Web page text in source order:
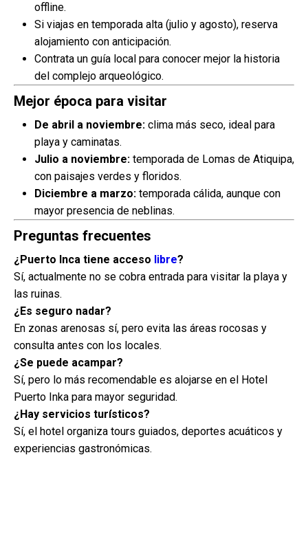
offline.
Si viajas en temporada alta (julio y agosto), reserva
alojamiento con anticipación.
Contrata un guía local para conocer mejor la historia
del complejo arqueológico.
Mejor época para visitar
De abril a noviembre: clima más seco, ideal para
playa y caminatas.
Julio a noviembre: temporada de Lomas de Atiquipa,
con paisajes verdes y floridos.
Diciembre a marzo: temporada cálida, aunque con
mayor presencia de neblinas.
Preguntas frecuentes
¿Puerto Inca tiene acceso libre?
Sí, actualmente no se cobra entrada para visitar la playa y
las ruinas.
¿Es seguro nadar?
En zonas arenosas sí, pero evita las áreas rocosas y
consulta antes con los locales.
¿Se puede acampar?
Sí, pero lo más recomendable es alojarse en el Hotel
Puerto Inka para mayor seguridad.
¿Hay servicios turísticos?
Sí, el hotel organiza tours guiados, deportes acuáticos y
experiencias gastronómicas.